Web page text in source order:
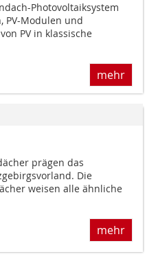
Photovoltaiksystem
PV-Modulen und
PV in klassische
mehr
prägen das
Die
weisen alle ähnliche
mehr